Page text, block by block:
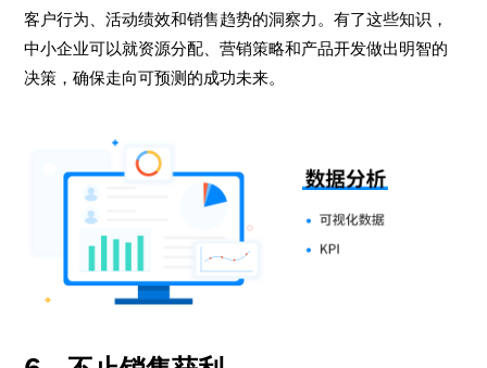
客户行为、活动绩效和销售趋势的洞察力。有了这些知识，
中小企业可以就资源分配、营销策略和产品开发做出明智的
决策，确保走向可预测的成功未来。